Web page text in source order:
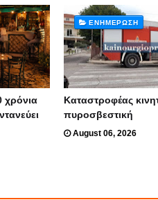
χρόνια
ΕΝΗΜΈΡΩΣΗ
Καταστροφέας
πυροσβεστική
August 06, 2026